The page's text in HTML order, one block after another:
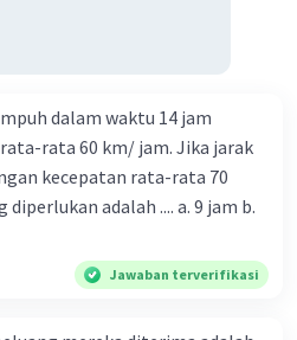
dalam waktu 14 jam
rata 60 km/ jam. Jika jarak
kecepatan rata-rata 70
adalah .... a. 9 jam b.
Jawaban terverifikasi